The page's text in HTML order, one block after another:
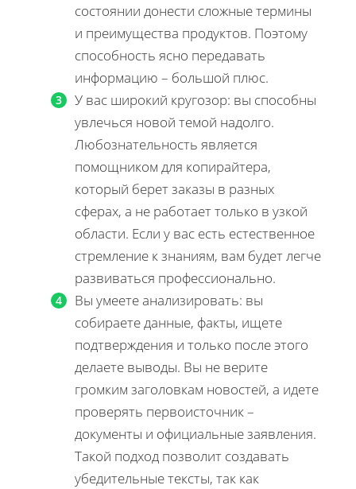
состоянии донести сложные термины
и преимущества продуктов. Поэтому
способность ясно передавать
информацию – большой плюс.
У вас широкий кругозор: вы способны
увлечься новой темой надолго.
Любознательность является
помощником для копирайтера,
который берет заказы в разных
сферах, а не работает только в узкой
области. Если у вас есть естественное
стремление к знаниям, вам будет легче
развиваться профессионально.
Вы умеете анализировать: вы
собираете данные, факты, ищете
подтверждения и только после этого
делаете выводы. Вы не верите
громким заголовкам новостей, а идете
проверять первоисточник –
документы и официальные заявления.
Такой подход позволит создавать
убедительные тексты, так как